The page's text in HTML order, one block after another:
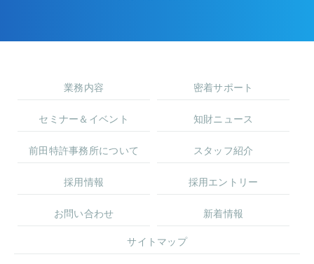
業務内容 密着サポート
セミナー＆イベント 知財ニュース
前田特許事務所について スタッフ紹介
採用情報 採用エントリー
お問い合わせ 新着情報
サイトマップ